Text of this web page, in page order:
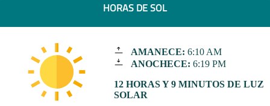
HORAS DE SOL
AMANECE: 6:10 AM
ANOCHECE: 6:19 PM
12 HORAS Y 9 MINUTOS DE LUZ
SOLAR